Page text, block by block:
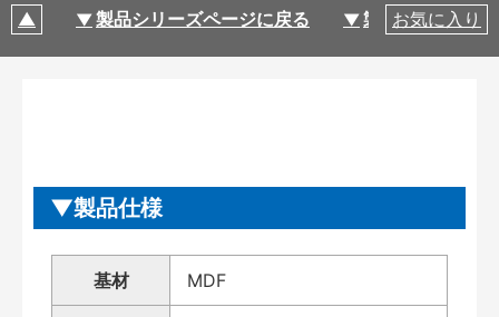
製品シリーズページに戻る 製品仕様
お気に入り
製品仕様
基材 MDF